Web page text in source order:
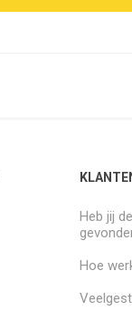
Heb jij
Hoe